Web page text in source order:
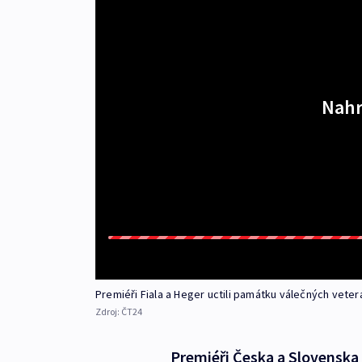
Premiéři Fiala a Heger uctili památku válečných
Zdroj: ČT24
Premiéři Česka a